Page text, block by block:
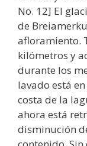
No. 12] El
de
afloramiento.
kilómetros y
durante los
lavado está
costa de la
ahora está
disminución